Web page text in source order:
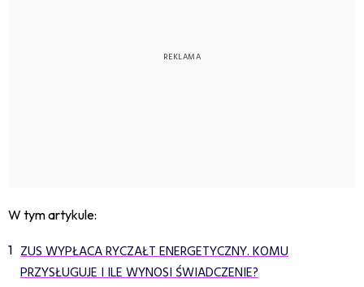
W tym artykule:
ZUS WYPŁACA RYCZAŁT ENERGETYCZNY. KOMU
PRZYSŁUGUJE I ILE WYNOSI ŚWIADCZENIE?